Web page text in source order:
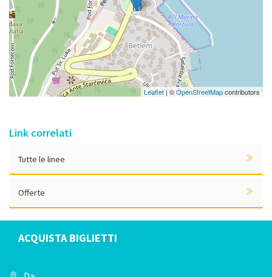
Leaflet | ©OpenStreetMapcontributors
Link correlati
Tutte le linee
Offerte
ACQUISTA BIGLIETTI